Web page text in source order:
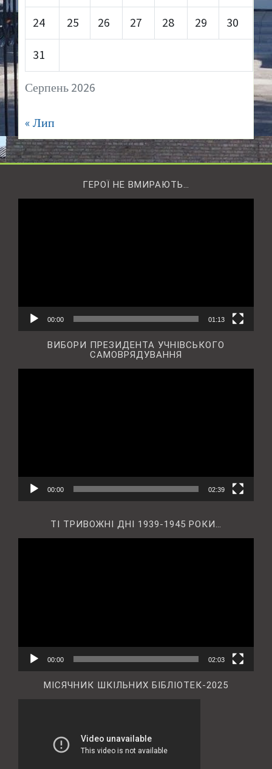
Серпень 2026
24 25 26 27 28 29 30
31
« Лип
ГЕРОЇ НЕ ВМИРАЮТЬ…
00:00 01:13
ВИБОРИ ПРЕЗИДЕНТА УЧНІВСЬКОГО
САМОВРЯДУВАННЯ
00:00 02:39
ТІ ТРИВОЖНІ ДНІ 1939-1945 РОКИ…
00:00 02:03
МІСЯЧНИК ШКІЛЬНИХ БІБЛІОТЕК-2025